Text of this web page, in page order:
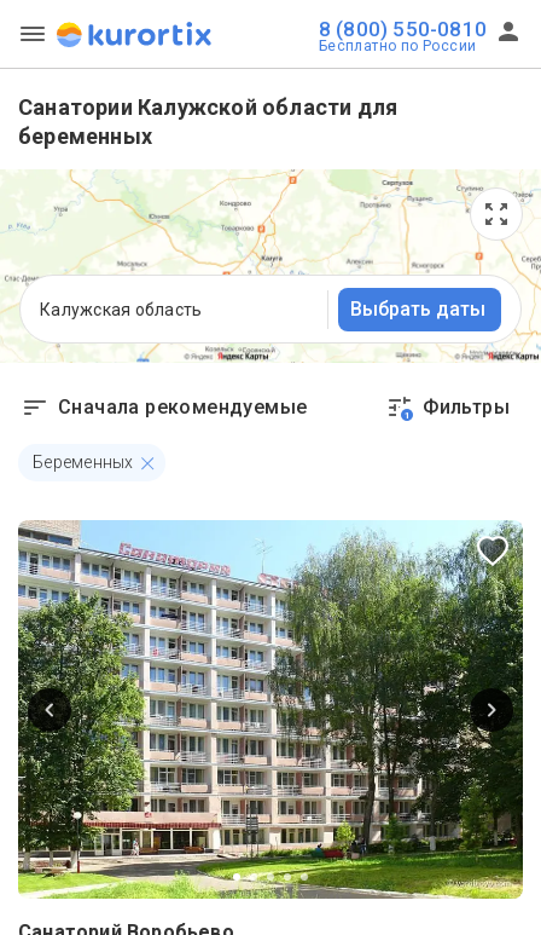
8 (800) 550-0810
Бесплатно по России
Санатории Калужской области для
беременных
Калужская область Выбрать даты
Сначала рекомендуемые 1 Фильтры
Беременных